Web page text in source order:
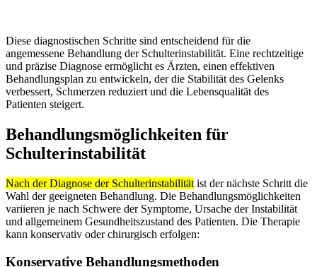
Diese diagnostischen Schritte sind entscheidend für die
angemessene Behandlung der Schulterinstabilität. Eine rechtzeitige
und präzise Diagnose ermöglicht es Ärzten, einen effektiven
Behandlungsplan zu entwickeln, der die Stabilität des Gelenks
verbessert, Schmerzen reduziert und die Lebensqualität des
Patienten steigert.
Behandlungsmöglichkeiten für
Schulterinstabilität
Nach der Diagnose der Schulterinstabilität ist der nächste Schritt die
Wahl der geeigneten Behandlung. Die Behandlungsmöglichkeiten
variieren je nach Schwere der Symptome, Ursache der Instabilität
und allgemeinem Gesundheitszustand des Patienten. Die Therapie
kann konservativ oder chirurgisch erfolgen:
Konservative Behandlungsmethoden